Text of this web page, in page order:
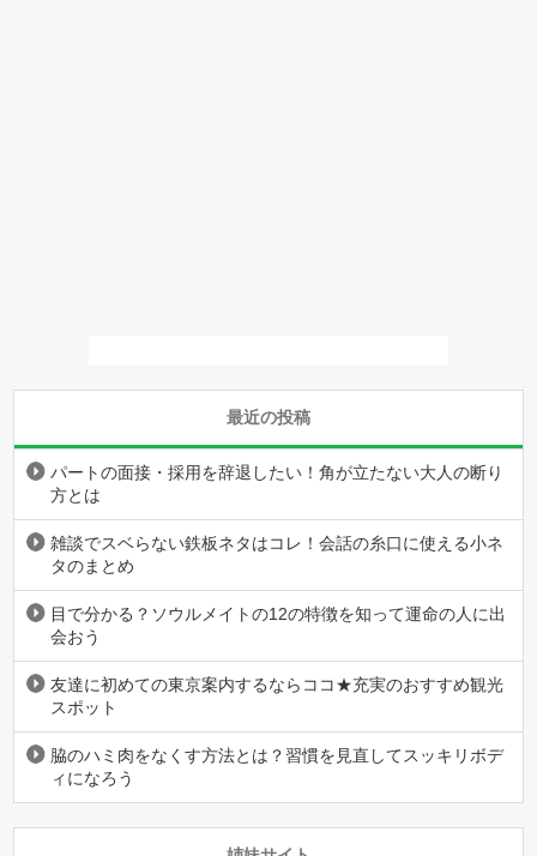
最近の投稿
パートの面接・採用を辞退したい！角が立たない大人の断り
方とは
雑談でスベらない鉄板ネタはコレ！会話の糸口に使える小ネ
タのまとめ
目で分かる？ソウルメイトの12の特徴を知って運命の人に出
会おう
友達に初めての東京案内するならココ★充実のおすすめ観光
スポット
脇のハミ肉をなくす方法とは？習慣を見直してスッキリボデ
ィになろう